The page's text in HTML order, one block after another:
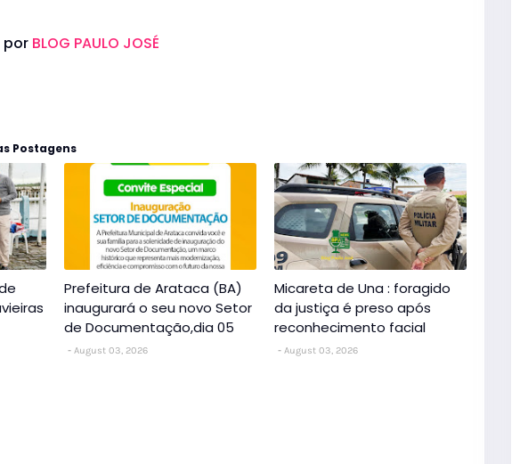
por BLOG PAULO JOSÉ
Postagens
Prefeitura de Arataca (BA)
inaugurará o seu novo Setor
de Documentação,dia 05
August 03, 2026
Micareta de Una : foragido
da justiça é preso após
reconhecimento facial
August 03, 2026